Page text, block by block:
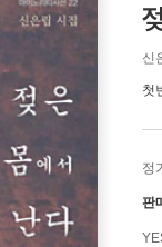
신
첫
정
판